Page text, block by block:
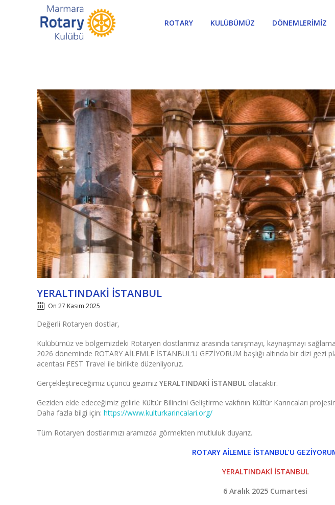
ROTARY KULÜBÜMÜZ DÖNEMLERİMİZ
YERALTINDAKİ İSTANBUL
On 27 Kasım 2025
Değerli Rotaryen dostlar,
Kulübümüz ve bölgemizdeki Rotaryen dostlarımız arasında tanışmayı, kaynaşmayı
2026 döneminde ROTARY AİLEMLE İSTANBUL’U GEZİYORUM başlığı altında bir dizi
acentası FEST Travel ile birlikte düzenliyoruz.
Gerçekleştireceğimiz üçüncü gezimiz YERALTINDAKİ İSTANBUL olacaktır.
Geziden elde edeceğimiz gelirle Kültür Bilincini Geliştirme vakfının Kültür Karıncaları
Daha fazla bilgi için: https://www.kulturkarincalari.org/
Tüm Rotaryen dostlarımızı aramızda görmekten mutluluk duyarız.
ROTARY AİLEMLE İSTANBUL’U
YERALTINDAKİ İSTANBUL
6 Aralık 2025 Cumartesi